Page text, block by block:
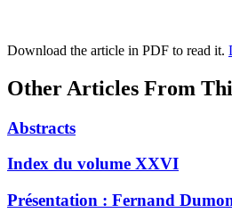
Download the article in PDF to read it.
Other Articles From
Abstracts
Index du volume XXVI
Présentation : Fernand